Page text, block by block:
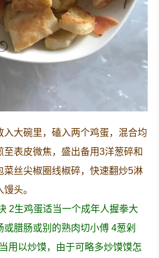
入大碗里，磕入两个鸡蛋，混合均
表皮微焦，盛出备用3洋葱碎和
菜丝尖椒圈线椒碎，快速翻炒5淋
头。
2生鸡蛋适当一个成年人握拳大
腊肠或别的熟肉切小傅 4葱剁
用以炒馍，由于可略多炒馍馍怎